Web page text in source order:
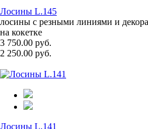
Лосины L.145
лосины с резными линиями и
на кокетке
3 750.00 руб.
2 250.00 руб.
Лосины L.141